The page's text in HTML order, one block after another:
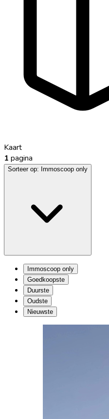
Kaart
1 pagina
Sorteer op: Immoscoop only
Immoscoop only
Goedkoopste
Duurste
Oudste
Nieuwste